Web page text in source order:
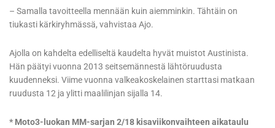
– Samalla tavoitteella mennään kuin aiemminkin. Tähtäin on
tiukasti kärkiryhmässä, vahvistaa Ajo.
Ajolla on kahdelta edelliseltä kaudelta hyvät muistot Austinista.
Hän päätyi vuonna 2013 seitsemännestä lähtöruudusta
kuudenneksi. Viime vuonna valkeakoskelainen starttasi matkaan
ruudusta 12 ja ylitti maalilinjan sijalla 14.
* Moto3-luokan MM-sarjan 2/18 kisaviikonvaihteen aikataulu